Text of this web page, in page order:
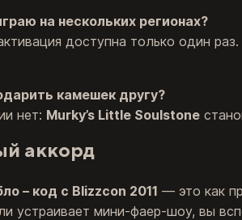
на нескольких регионах?
доступна только один
камешек другу?
нет: Murky’s Little Soulstone
аккорд
– код с Blizzcon 2011 — это как
устраивает мини‑фаер‑шоу, вы